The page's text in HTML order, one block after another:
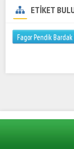
ETİKET
Fagor Pendik Bardak
Hümel Endüstriyel